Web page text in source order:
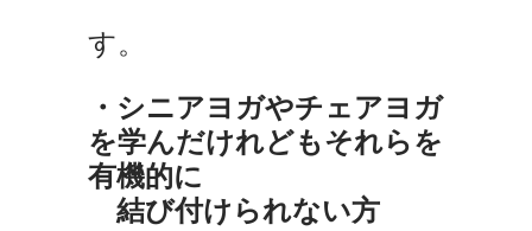
す。
・シニアヨガやチェアヨガ
を学んだけれどもそれらを
有機的に
結び付けられない方